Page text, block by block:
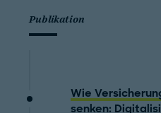
Publikation
Wie
senken: